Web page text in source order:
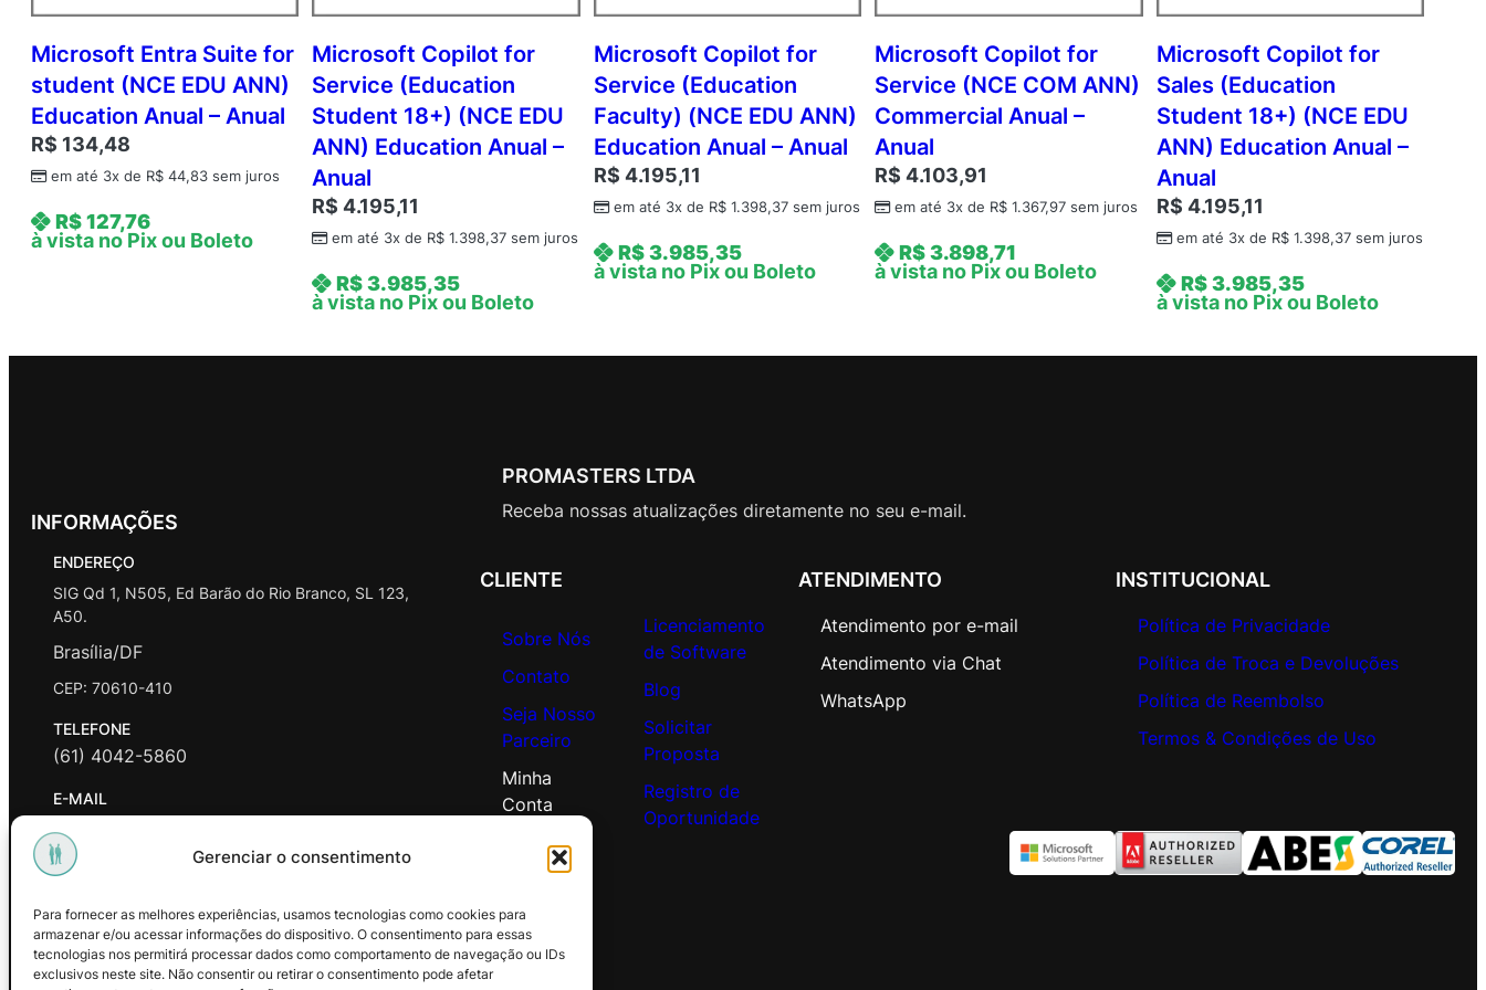
Gerenciar o consentimento
Para fornecer as melhores experiências, usamos tecnologias como cookies para
armazenar e/ou acessar informações do dispositivo. O consentimento para essas
tecnologias nos permitirá processar dados como comportamento de navegação ou IDs
exclusivos neste site. Não consentir ou retirar o consentimento pode afetar
Y
2
A
c
d
m
c
A
U
a
Microsoft Entra Suite for
student (NCE EDU ANN)
Education Anual – Anual
R$ 134,48
em até 3x de R$ 44,83 sem juros
R$127,76
à vista no Pix ou Boleto
Microsoft Copilot for
Service (Education
Student 18+) (NCE EDU
ANN) Education Anual –
Anual
R$ 4.195,11
em até 3x de R$ 1.398,37 sem juros
R$3.985,35
à vista no Pix ou Boleto
Microsoft Copilot for
Service (Education
Faculty) (NCE EDU ANN)
Education Anual – Anual
R$ 4.195,11
em até 3x de R$1.398,37sem juros
R$3.985,35
à vista no Pix ou Boleto
Microsoft Copilot for
Service (NCE COM ANN)
Commercial Anual –
Anual
R$ 4.103,91
em até 3x de R$ 1.367,97 sem juros
R$3.898,71
à vista no Pix ou Boleto
Microsoft Copilot for
Sales (Education
Student 18+) (NCE EDU
ANN) Education Anual –
Anual
R$ 4.195,11
em até 3x de R$1.398,37sem juros
R$3.985,35
à vista no Pix ou Boleto
INFORMAÇÕES
ENDEREÇO
SIG Qd 1, N505, Ed Barão do Rio Branco, SL 123,
A50.
Brasília/DF
CEP: 70610-410
TELEFONE
(61) 4042-5860
E-MAIL
contato@promasters.net.br
HORÁRIO DE ATENDIMENTO
Facebook Instagram Youtube
PROMASTERS LTDA
Receba nossas atualizações diretamente no seu e-mail.
CLIENTE
Sobre Nós
Contato
Seja Nosso
Parceiro
Minha
Conta
Licenciamento
de Software
Blog
Solicitar
Proposta
Registro de
Oportunidade
ATENDIMENTO
Atendimento por e-mail
Atendimento via Chat
WhatsApp
INSTITUCIONAL
Política de Privacidade
Política de Troca e Devoluções
Política de Reembolso
Termos & Condições de Uso